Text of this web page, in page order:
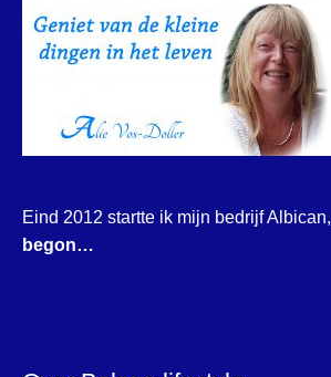
Eind 2012 startte ik mijn bedrijf Albican,
begon…